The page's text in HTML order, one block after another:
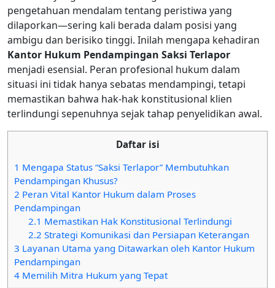
pengetahuan mendalam tentang peristiwa yang
dilaporkan—sering kali berada dalam posisi yang
ambigu dan berisiko tinggi. Inilah mengapa kehadiran
Kantor Hukum Pendampingan Saksi Terlapor
menjadi esensial. Peran profesional hukum dalam
situasi ini tidak hanya sebatas mendampingi, tetapi
memastikan bahwa hak-hak konstitusional klien
terlindungi sepenuhnya sejak tahap penyelidikan awal.
Daftar isi
1 Mengapa Status “Saksi Terlapor” Membutuhkan
Pendampingan Khusus?
2 Peran Vital Kantor Hukum dalam Proses
Pendampingan
2.1 Memastikan Hak Konstitusional Terlindungi
2.2 Strategi Komunikasi dan Persiapan Keterangan
3 Layanan Utama yang Ditawarkan oleh Kantor Hukum
Pendampingan
4 Memilih Mitra Hukum yang Tepat